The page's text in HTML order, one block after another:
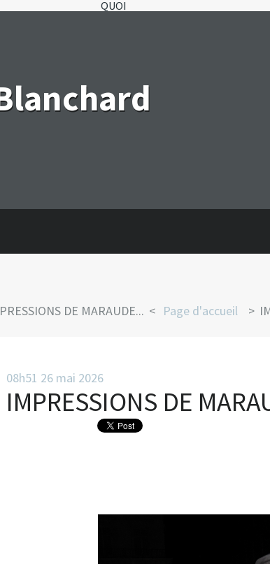
QUOI
DE MARAUDE... Page d'accueil
08h51 26 mai 2026
IMPRESSIONS DE